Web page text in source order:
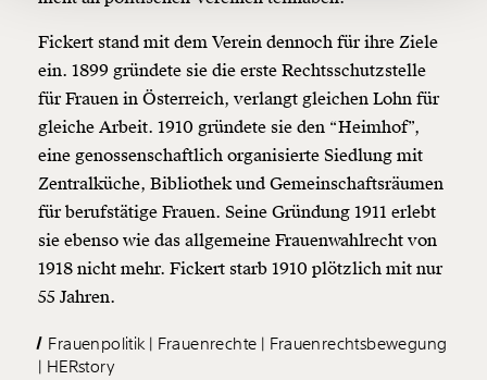
Ich möchte meine Spende verschenken.
Du erhältst eine E-Mail mit deiner
Geschenkurkunde im PDF-Format, welche Du
ausdrucken oder weiterleiten und verschenken
kannst.
1/3
Fickert stand mit dem Verein dennoch für ihre Ziele
ein. 1899 gründete sie die erste Rechtsschutzstelle
für Frauen in Österreich, verlangt gleichen Lohn für
gleiche Arbeit. 1910 gründete sie den “Heimhof”,
eine genossenschaftlich organisierte Siedlung mit
Zentralküche, Bibliothek und Gemeinschaftsräumen
für berufstätige Frauen. Seine Gründung 1911 erlebt
sie ebenso wie das allgemeine Frauenwahlrecht von
1918 nicht mehr. Fickert starb 1910 plötzlich mit nur
55 Jahren.
Frauenpolitik Frauenrechte
Frauenrechtsbewegung
HERstory